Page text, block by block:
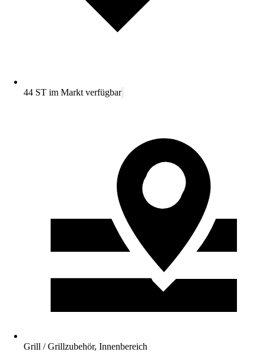
44 ST im Markt verfügbar
Grill / Grillzubehör, Innenbereich